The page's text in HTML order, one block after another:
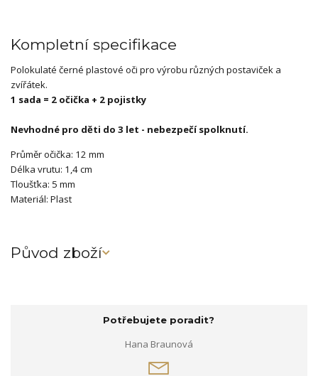
Kompletní specifikace
Polokulaté černé plastové oči pro výrobu různých postaviček a
zvířátek.
1 sada = 2 očička + 2 pojistky
Nevhodné pro děti do 3 let - nebezpečí spolknutí.
Průměr očička: 12 mm
Délka vrutu: 1,4 cm
Tloušťka: 5 mm
Materiál: Plast
Původ zboží
Potřebujete poradit?
Hana Braunová